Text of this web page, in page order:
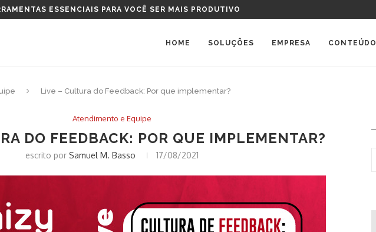
ESSENCIAIS PARA VOCÊ SER MAIS PRODUTIVO
HOME SOLUÇÕES EMPRESA CONTEÚDO
Live – Cultura do Feedback: Por que implementar?
Atendimento e Equipe
DO FEEDBACK: POR QUE IMPLEMENTAR?
escrito por Samuel M. Basso 17/08/2021